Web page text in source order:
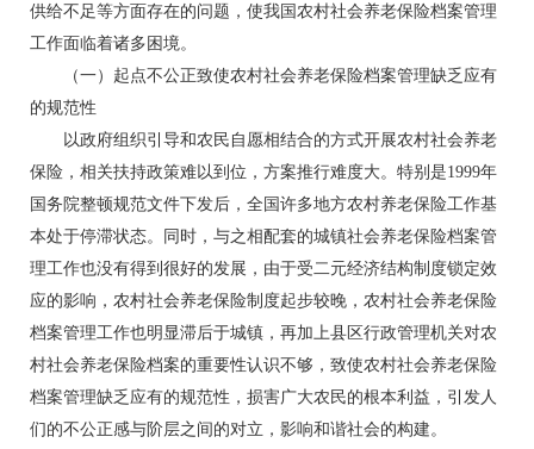
供给不足等方面存在的问题，使我国农村社会养老保险档案管理
工作面临着诸多困境。
（一）起点不公正致使农村社会养老保险档案管理缺乏应有
的规范性
以政府组织引导和农民自愿相结合的方式开展农村社会养老
保险，相关扶持政策难以到位，方案推行难度大。特别是1999年
国务院整顿规范文件下发后，全国许多地方农村养老保险工作基
本处于停滞状态。同时，与之相配套的城镇社会养老保险档案管
理工作也没有得到很好的发展，由于受二元经济结构制度锁定效
应的影响，农村社会养老保险制度起步较晚，农村社会养老保险
档案管理工作也明显滞后于城镇，再加上县区行政管理机关对农
村社会养老保险档案的重要性认识不够，致使农村社会养老保险
档案管理缺乏应有的规范性，损害广大农民的根本利益，引发人
们的不公正感与阶层之间的对立，影响和谐社会的构建。